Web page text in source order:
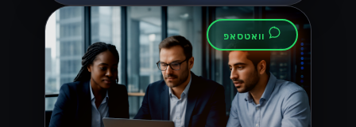
וואטסאפ